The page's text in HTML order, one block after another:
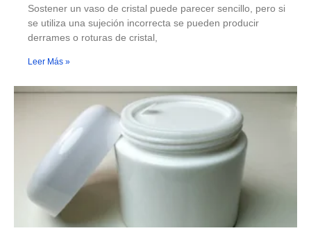
Sostener un vaso de cristal puede parecer sencillo, pero si
se utiliza una sujeción incorrecta se pueden producir
derrames o roturas de cristal,
Leer Más »